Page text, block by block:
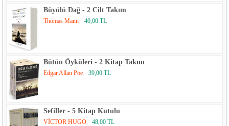
Büyülü Dağ - 2 Cilt Takım
Thomas Mann 40,00 TL
Bütün Öyküleri - 2 Kitap Takım
Edgar Allan Poe 39,00 TL
Sefiller - 5 Kitap Kutulu
VİCTOR HUGO 48,00 TL